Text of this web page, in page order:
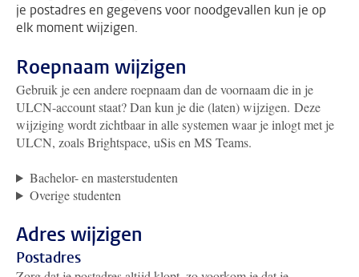
je postadres en gegevens voor noodgevallen kun je op
elk moment wijzigen.
Roepnaam wijzigen
Gebruik je een andere roepnaam dan de voornaam die in je
ULCN-account staat?Dan kun je die (laten) wijzigen. Deze
wijziging wordt zichtbaar in alle systemen waar je inlogt met je
ULCN, zoals Brightspace, uSis en MS Teams.
Bachelor- en masterstudenten
Overige studenten
Adres wijzigen
Postadres